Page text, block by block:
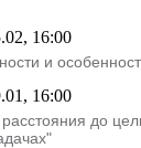
16:00
и
16:00
до